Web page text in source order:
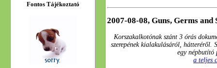
2007-08-08, Guns, Germs and
Korszakalkotónak szánt 3 órás
szerepének kialakulásáról, hátteréről.
egy népbutító
a teljes
Fontos Tájékoztató